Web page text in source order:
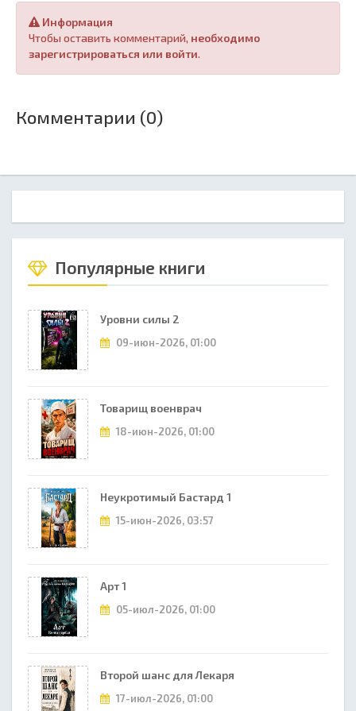
Информация
Чтобы оставить комментарий, необходимо
зарегистрироваться или войти.
Комментарии (0)
Популярные книги
Уровни силы 2
09-июн-2026, 01:00
Товарищ военврач
18-июн-2026, 01:00
Неукротимый Бастард 1
15-июн-2026, 03:57
Арт 1
05-июл-2026, 01:00
Второй шанс для Лекаря
17-июл-2026, 01:00